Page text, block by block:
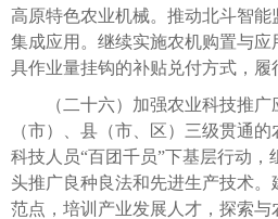
高原特色农业机械。推动北斗智
集成应用。继续实施农机购置与
具作业量挂钩的补贴兑付方式，履
（二十六）加强农业科技推广
（市）、县（市、区）三级贯通
科技人员“百团千员”下基层行动
头推广良种良法和先进生产技术
范点，培训产业发展人才，探索